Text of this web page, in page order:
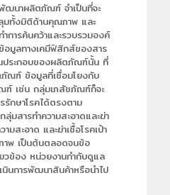
ฒนาผลิตภัณฑ์ จำเป็นที่จะ
มทั้งมิติด้านคุณภาพ และ
การค้นคว้าและรวบรวมองค์
อมูลทางเคมีฟิสิกส์ของสาร
ประกอบของผลิตภัณฑ์นั้น ที่
ณฑ์ ข้อมูลที่เชื่อมโยงกับ
ฑ์ เช่น กลุ่มเภสัชภัณฑ์ก็จะ
รักษาโรคได้ตรงตาม
มสารทำความสะอาดและฆ่า
มสะอาด และฆ่าเชื้อโรคเป้า
าพ เป็นต้นตลอดจนข้อ
วข้อง หน่วยงานกำกับดูแล
นินการพัฒนาสินค้าหรือนำไป